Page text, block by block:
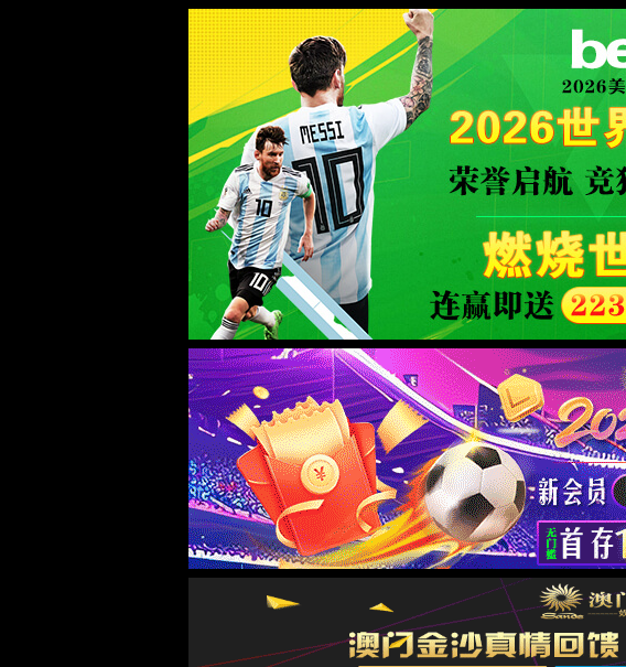
中国·金沙js1005线路(股份公司)-Official website